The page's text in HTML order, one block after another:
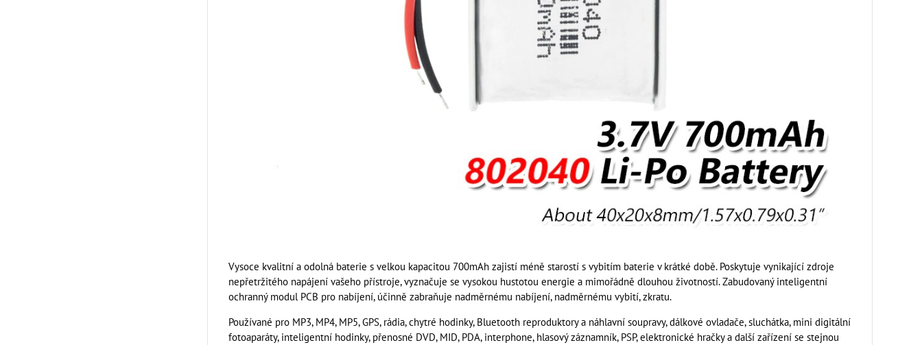
Vysoce kvalitní a odolná baterie s velkou kapacitou 700mAh zajistí méně starostí s vybitím baterie v krátké době. Poskytuje vynikající zdroje
nepřetržitého napájení vašeho přístroje, vyznačuje se vysokou hustotou energie a mimořádně dlouhou životností. Zabudovaný inteligentní
ochranný modul PCB pro nabíjení, účinně zabraňuje nadměrnému nabíjení, nadměrnému vybití, zkratu.
Používané pro MP3, MP4, MP5, GPS, rádia, chytré hodinky, Bluetooth reproduktory a náhlavní soupravy, dálkové ovladače, sluchátka, mini digitální
fotoaparáty, inteligentní hodinky, přenosné DVD, MID, PDA, interphone, hlasový záznamník, PSP, elektronické hračky a další zařízení se stejnou